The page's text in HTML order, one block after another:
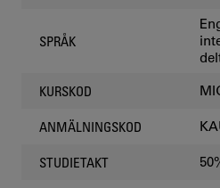
SPRÅK
KURSKOD
ANMÄLNINGSKOD
STUDIETAKT